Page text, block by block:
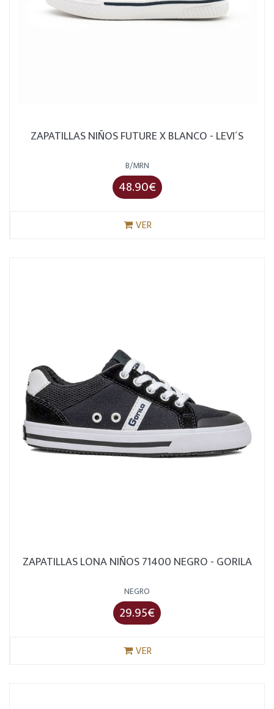
ZAPATILLAS NIÑOS FUTURE X BLANCO - LEVI´S
B/MRN
48.90€
VER
ZAPATILLAS LONA NIÑOS 71400 NEGRO - GORILA
NEGRO
29.95€
VER